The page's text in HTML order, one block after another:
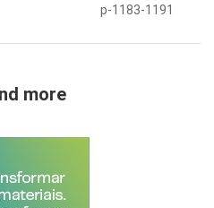
p-1183-1191
more